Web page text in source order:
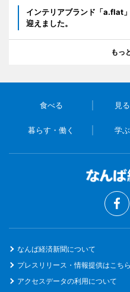
インテリアブランド「a.flat
迎えました。
もっ
食べる 見
暮らす・働く 学
なんば経済新聞について
プレスリリース・情報提供はこち
アクセスデータの利用について